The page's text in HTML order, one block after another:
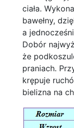
ciała.
bawełny,
a
Dobór
że
praniach.
krępuje
bielizna na